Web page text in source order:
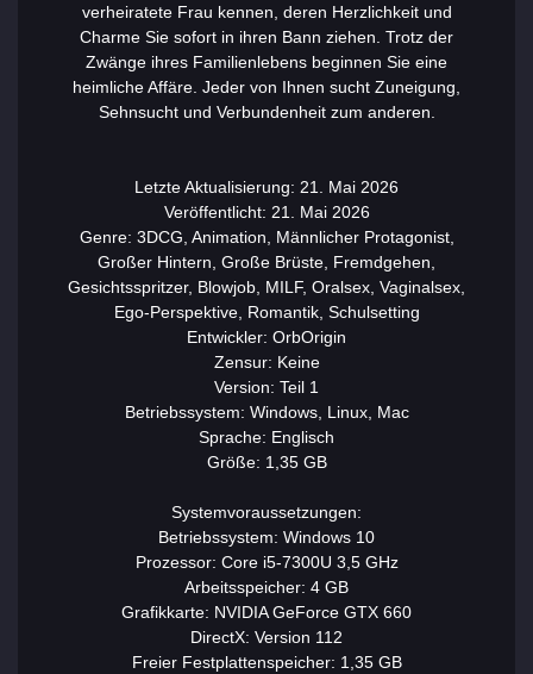
verheiratete Frau kennen, deren Herzlichkeit und
Charme Sie sofort in ihren Bann ziehen. Trotz der
Zwänge ihres Familienlebens beginnen Sie eine
heimliche Affäre. Jeder von Ihnen sucht Zuneigung,
Sehnsucht und Verbundenheit zum anderen.
Letzte Aktualisierung: 21. Mai 2026
Veröffentlicht: 21. Mai 2026
Genre: 3DCG, Animation, Männlicher Protagonist,
Großer Hintern, Große Brüste, Fremdgehen,
Gesichtsspritzer, Blowjob, MILF, Oralsex, Vaginalsex,
Ego-Perspektive, Romantik, Schulsetting
Entwickler: OrbOrigin
Zensur: Keine
Version: Teil 1
Betriebssystem: Windows, Linux, Mac
Sprache: Englisch
Größe: 1,35 GB
Systemvoraussetzungen:
Betriebssystem: Windows 10
Prozessor: Core i5-7300U 3,5 GHz
Arbeitsspeicher: 4 GB
Grafikkarte: NVIDIA GeForce GTX 660
DirectX: Version 112
Freier Festplattenspeicher: 1,35 GB